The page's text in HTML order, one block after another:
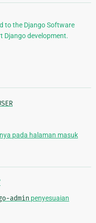
to the Django Software
Django development.
pada halaman masuk
admin penyesuaian